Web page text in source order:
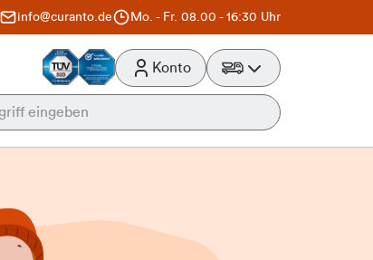
info@curanto.de Mo. - Fr. 08.00 - 16:30 Uhr
Konto